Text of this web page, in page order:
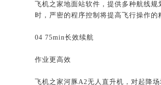
飞机之家地面站软件，提供多种航线
时，严密的程序控制将提高飞行操作的
04 75min长效续航
作业更高效
飞机之家河豚A2无人直升机，对起降